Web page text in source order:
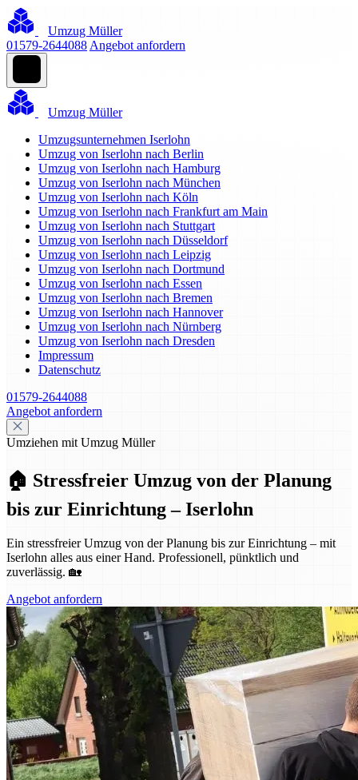
Umzug Müller
01579-2644088 Angebot anfordern
Umzug Müller
Umzugsunternehmen Iserlohn
Umzug von Iserlohn nach Berlin
Umzug von Iserlohn nach Hamburg
Umzug von Iserlohn nach München
Umzug von Iserlohn nach Köln
Umzug von Iserlohn nach Frankfurt am Main
Umzug von Iserlohn nach Stuttgart
Umzug von Iserlohn nach Düsseldorf
Umzug von Iserlohn nach Leipzig
Umzug von Iserlohn nach Dortmund
Umzug von Iserlohn nach Essen
Umzug von Iserlohn nach Bremen
Umzug von Iserlohn nach Hannover
Umzug von Iserlohn nach Nürnberg
Umzug von Iserlohn nach Dresden
Impressum
Datenschutz
01579-2644088
Angebot anfordern
Umziehen mit Umzug Müller
🏠 Stressfreier Umzug von der Planung
bis zur Einrichtung – Iserlohn
Ein stressfreier Umzug von der Planung bis zur Einrichtung – mit
Iserlohn alles aus einer Hand. Professionell, pünktlich und
zuverlässig. 🏡
Angebot anfordern